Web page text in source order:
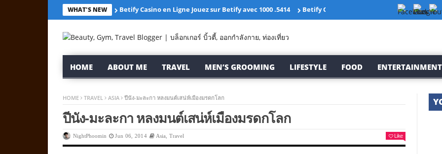
WHAT'S NEW Betify Casino en Ligne Jouez sur Betify avec 1000 .5414 Betify Casino Avis Bonus exclusif 2025.10772
HOME ABOUT ME TRAVEL MEN’S GROOMING LIFESTYLE FOOD ENTERTAINMENT
HOME TRAVEL ASIA ปีนัง-มะละกา หลงมนต์เสน่ห์เมืองมรดกโลก
ปีนัง-มะละกา หลงมนต์เสน่ห์เมืองมรดกโลก
NightPhoomin Jun 06, 2014 Asia Travel Like